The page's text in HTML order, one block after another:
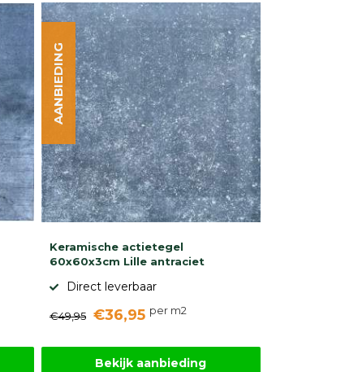
Keramische actietegel
60x60x3cm Lille antraciet
Direct leverbaar
€49,95 €36,95 per m2
AANBIEDING
Bekijk aanbieding